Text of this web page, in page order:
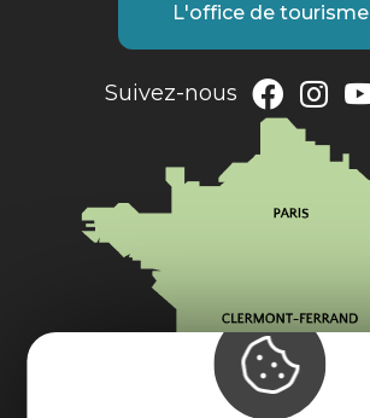
L'office de tourisme
Suivez-nous